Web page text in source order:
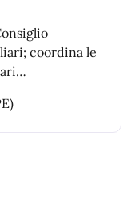
coordina le
indennità e
Gruppi e